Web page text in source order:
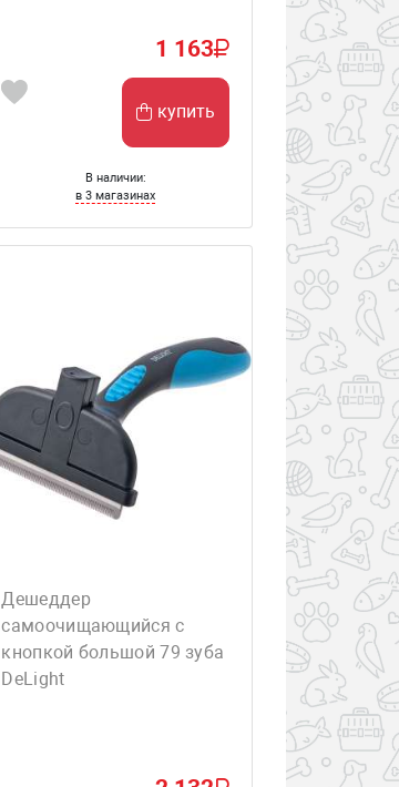
1 163
купить
В наличии:
в 3 магазинах
Дешеддер
самоочищающийся с
кнопкой большой 79 зуба
DeLight